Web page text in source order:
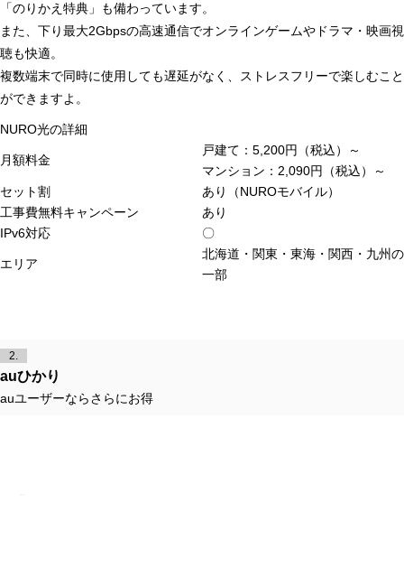
「のりかえ特典」も備わっています。
また、下り最大2Gbpsの高速通信でオンラインゲームやドラマ・映画視
聴も快適。
複数端末で同時に使用しても遅延がなく、ストレスフリーで楽しむこと
ができますよ。
NURO光の詳細
月額料金
戸建て：5,200円（税込）～
マンション：2,090円（税込）～
セット割
あり（NUROモバイル）
工事費無料キャンペーン
あり
IPv6対応
〇
エリア
北海道・関東・東海・関西・九州の
一部
2.
auひかり
auユーザーならさらにお得